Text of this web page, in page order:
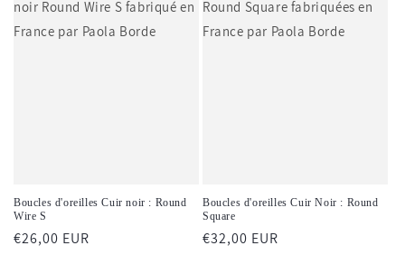
Boucles d'oreilles Cuir noir : Round
Wire S
Prix
€26,00 EUR
Boucles d'oreilles Cuir Noir : Round
Square
Prix
€32,00 EUR